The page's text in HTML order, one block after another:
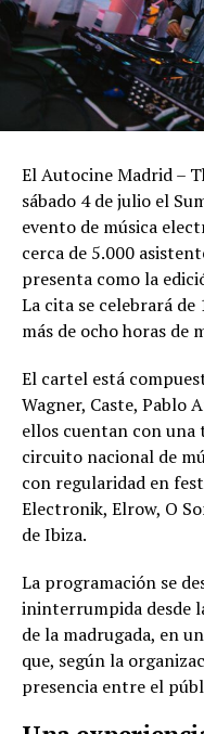
El Autocine Madrid –
sábado 4 de julio el
evento de música
cerca de 5.000
presenta como la
La cita se celebrará
más de ocho horas de
El cartel está
Wagner, Caste, Pablo
ellos cuentan con una
circuito nacional de
con regularidad en
Electronik, Elrow, O
de Ibiza.
La programación se
ininterrumpida desde
de la madrugada, en
que, según la
presencia entre el